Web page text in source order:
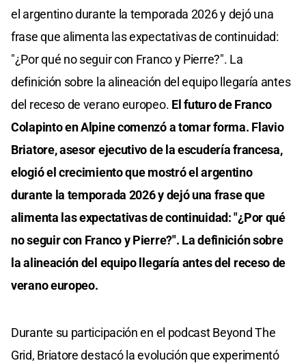
el argentino durante la temporada 2026 y dejó una
frase que alimenta las expectativas de continuidad:
"¿Por qué no seguir con Franco y Pierre?". La
definición sobre la alineación del equipo llegaría antes
del receso de verano europeo. El futuro de Franco
Colapinto en Alpine comenzó a tomar forma. Flavio
Briatore, asesor ejecutivo de la escudería francesa,
elogió el crecimiento que mostró el argentino
durante la temporada 2026 y dejó una frase que
alimenta las expectativas de continuidad: "¿Por qué
no seguir con Franco y Pierre?". La definición sobre
la alineación del equipo llegaría antes del receso de
verano europeo.
Durante su participación en el podcast Beyond The
Grid, Briatore destacó la evolución que experimentó